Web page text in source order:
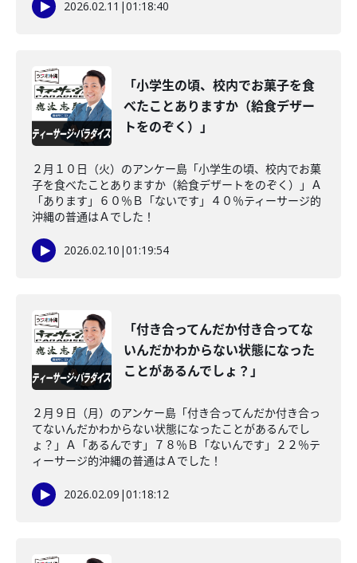
2026.02.11 |01:18:40
「小学生の頃、校内でお菓子を食
べたことありますか（給食デザー
トをのぞく）」
２月１０日（火）のアンケー島「小学生の頃、校内でお菓
子を食べたことありますか（給食デザートをのぞく）」Ａ
「あります」６０％Ｂ「ないです」４０％ティーサージ的
沖縄の普通はＡでした！
2026.02.10 |01:19:54
「付き合ってんだか付き合ってな
いんだかわからない状態になった
ことがあるんでしょ？」
２月９日（月）のアンケー島「付き合ってんだか付き合っ
てないんだかわからない状態になったことがあるんでし
ょ？」Ａ「あるんです」７８％Ｂ「ないんです」２２％テ
ィーサージ的沖縄の普通はＡでした！
2026.02.09 |01:18:12